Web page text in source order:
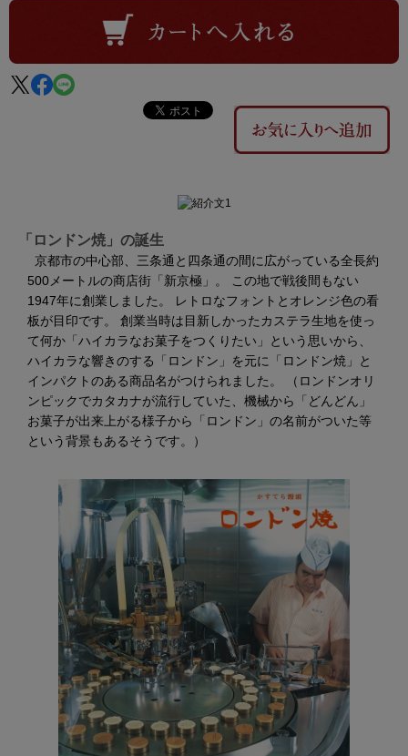
「ロンドン焼」の誕生
京都市の中心部、三条通と四条通の間に広がっている全長約
500メートルの商店街「新京極」。 この地で戦後間もない
1947年に創業しました。 レトロなフォントとオレンジ色の看
板が目印です。 創業当時は目新しかったカステラ生地を使っ
て何か「ハイカラなお菓子をつくりたい」という思いから、
ハイカラな響きのする「ロンドン」を元に「ロンドン焼」と
インパクトのある商品名がつけられました。 （ロンドンオリ
ンピックでカタカナが流行していた、機械から「どんどん」
お菓子が出来上がる様子から「ロンドン」の名前がついた等
という背景もあるそうです。）